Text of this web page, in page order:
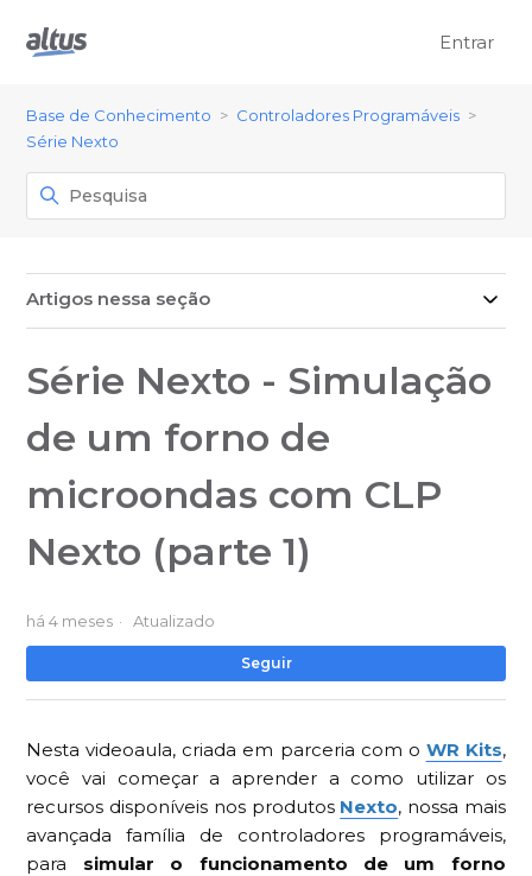
Entrar
Base de Conhecimento
Controladores Programáveis
Série Nexto
Artigos nessa seção
Série Nexto - Simulação
de um forno de
microondas com CLP
Nexto (parte 1)
há 4 meses Atualizado
Seguir
Nesta videoaula, criada em parceria com o WR Kits,
você vai começar a aprender a como utilizar os
recursos disponíveis nos produtos Nexto, nossa mais
avançada família de controladores programáveis,
para simular o funcionamento de um forno